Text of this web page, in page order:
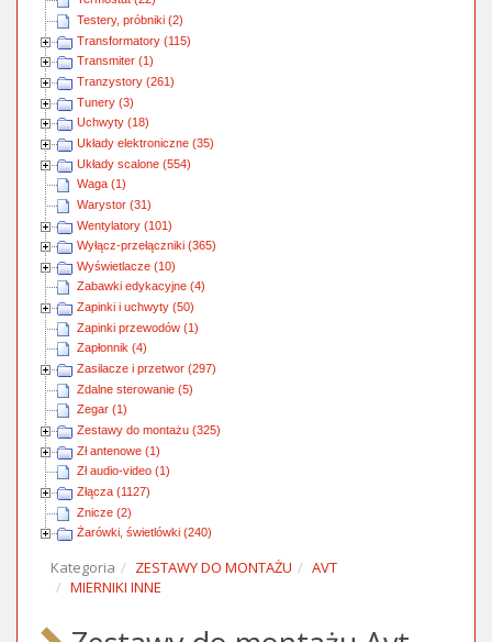
Testery, próbniki (2)
Transformatory (115)
Transmiter (1)
Tranzystory (261)
Tunery (3)
Uchwyty (18)
Układy elektroniczne (35)
Układy scalone (554)
Waga (1)
Warystor (31)
Wentylatory (101)
Wyłącz-przełączniki (365)
Wyświetlacze (10)
Zabawki edykacyjne (4)
Zapinki i uchwyty (50)
Zapinki przewodów (1)
Zapłonnik (4)
Zasilacze i przetwor (297)
Zdalne sterowanie (5)
Zegar (1)
Zestawy do montażu (325)
Zł antenowe (1)
Zł audio-video (1)
Złącza (1127)
Znicze (2)
Żarówki, świetlówki (240)
Kategoria ZESTAWY DO MONTAŻU
AVT
MIERNIKI INNE